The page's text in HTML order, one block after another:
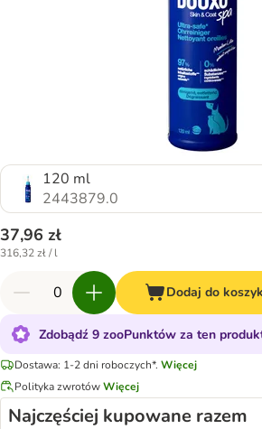
120 ml
2443879.0
37,96 zł
316,32 zł / l
Dodaj do
Zdobądź 9 zooPunktów za ten
Dostawa: 1-2 dni roboczych*. Więcej
Polityka zwrotówWięcej
Najczęściej kupowane razem